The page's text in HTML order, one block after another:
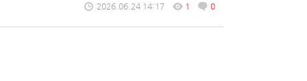
2026.06.24 14:17 1 0